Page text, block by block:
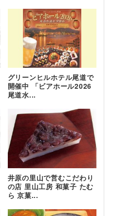
グリーンヒルホテル尾道で
開催中 「ビアホール2026
尾道水...
井原の里山で営むこだわり
の店 里山工房 和菓子 たむ
ら 京菓...